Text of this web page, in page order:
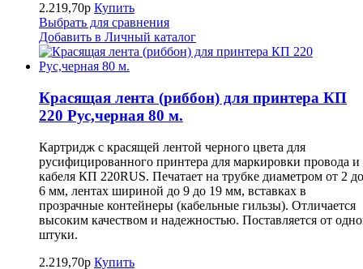
2.219,70р Купить
Выбрать для сравнения
Добавить в Личный каталог
Красящая лента (риббон) для принтера КП
220 Рус,черная 80 м.
Картридж с красящей лентой черного цвета для
русифицированного принтера для маркировки провода и
кабеля КП 220RUS. Печатает на трубке диаметром от 2 до
6 мм, лентах шириной до 9 до 19 мм, вставках в
прозрачные контейнеры (кабельные гильзы). Отличается
высоким качеством и надежностью. Поставляется от
штуки.
2.219,70р Купить